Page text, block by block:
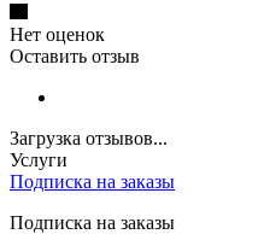
Нет оценок
Оставить отзыв
Загрузка отзывов...
Услуги
Подписка на заказы
Подписка на заказы